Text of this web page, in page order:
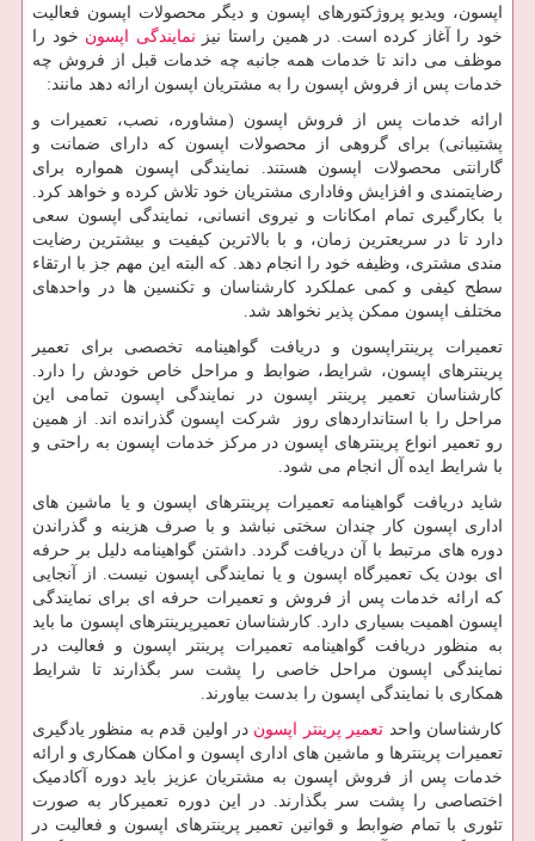
اپسون، ویدیو پروژکتورهای اپسون و دیگر محصولات اپسون فعالیت
خود را آغاز کرده است. در همین راستا نیز نمایندگی اپسون خود را
موظف می داند تا خدمات همه جانبه چه خدمات قبل از فروش چه
خدمات پس از فروش اپسون را به مشتریان اپسون ارائه دهد مانند:
ارائه خدمات پس از فروش اپسون (مشاوره، نصب، تعمیرات و
پشتیبانی) برای گروهی از محصولات اپسون که دارای ضمانت و
گارانتی محصولات اپسون هستند. نمایندگی اپسون همواره برای
رضایتمندی و افزایش وفاداری مشتریان خود تلاش کرده و خواهد کرد.
با بکارگیری تمام امکانات و نیروی انسانی، نمایندگی اپسون سعی
دارد تا در سریعترین زمان، و با بالاترین کیفیت و بیشترین رضایت
مندی مشتری، وظیفه خود را انجام دهد. که البته این مهم جز با ارتقاء
سطح کیفی و کمی عملکرد کارشناسان و تکنسین ها در واحدهای
مختلف اپسون ممکن پذیر نخواهد شد.
تعمیرات پرینتراپسون و دریافت گواهینامه تخصصی برای تعمیر
پرینترهای اپسون، شرایط، ضوابط و مراحل خاص خودش را دارد.
کارشناسان تعمیر پرینتر اپسون در نمایندگی اپسون تمامی این
مراحل را با استانداردهای روز شرکت اپسون گذرانده اند. از همین
رو تعمیر انواع پرینترهای اپسون در مرکز خدمات اپسون به راحتی و
با شرایط ایده آل انجام می شود.
شاید دریافت گواهینامه تعمیرات پرینترهای اپسون و یا ماشین های
اداری اپسون کار چندان سختی نباشد و با صرف هزینه و گذراندن
دوره های مرتبط با آن دریافت گردد. داشتن گواهینامه دلیل بر حرفه
ای بودن یک تعمیرگاه اپسون و یا نمایندگی اپسون نیست. از آنجایی
که ارائه خدمات پس از فروش و تعمیرات حرفه ای برای نمایندگی
اپسون اهمیت بسیاری دارد. کارشناسان تعمیرپرینترهای اپسون ما باید
به منظور دریافت گواهینامه تعمیرات پرینتر اپسون و فعالیت در
نمایندگی اپسون مراحل خاصی را پشت سر بگذارند تا شرایط
همکاری با نمایندگی اپسون را بدست بیاورند.
کارشناسان واحد تعمیر پرینتر اپسون در اولین قدم به منظور یادگیری
تعمیرات پرینترها و ماشین های اداری اپسون و امکان همکاری و ارائه
خدمات پس از فروش اپسون به مشتریان عزیز باید دوره آکادمیک
اختصاصی را پشت سر بگذارند. در این دوره تعمیرکار به صورت
تئوری با تمام ضوابط و قوانین تعمیر پرینترهای اپسون و فعالیت در